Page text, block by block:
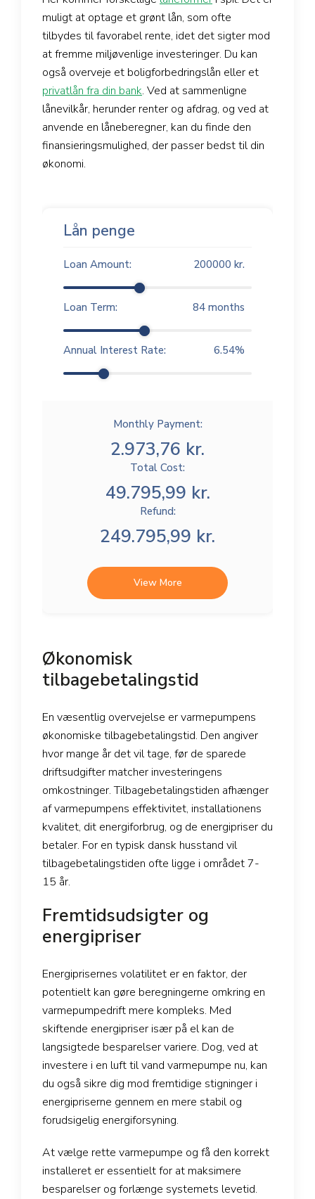
muligt at optage et grønt lån, som ofte
tilbydes til favorabel rente, idet det sigter mod
at fremme miljøvenlige investeringer. Du kan
også overveje et boligforbedringslån eller et
privatlån fra din bank. Ved at sammenligne
lånevilkår, herunder renter og afdrag, og ved at
anvende en låneberegner, kan du finde den
finansieringsmulighed, der passer bedst til din
økonomi.
Lån penge
Loan Amount: 200000 kr.
Loan Term: 84 months
Annual Interest Rate: 6.54%
Monthly Payment:
2.973,76 kr.
Total Cost:
49.795,99 kr.
Refund:
249.795,99 kr.
View More
Økonomisk
tilbagebetalingstid
En væsentlig overvejelse er varmepumpens
økonomiske tilbagebetalingstid. Den angiver
hvor mange år det vil tage, før de sparede
driftsudgifter matcher investeringens
omkostninger. Tilbagebetalingstiden afhænger
af varmepumpens effektivitet, installationens
kvalitet, dit energiforbrug, og de energipriser du
betaler. For en typisk dansk husstand vil
tilbagebetalingstiden ofte ligge i området 7-
15 år.
Fremtidsudsigter og
energipriser
Energiprisernes volatilitet er en faktor, der
potentielt kan gøre beregningerne omkring en
varmepumpedrift mere kompleks. Med
skiftende energipriser især på el kan de
langsigtede besparelser variere. Dog, ved at
investere i en luft til vand varmepumpe nu, kan
du også sikre dig mod fremtidige stigninger i
energipriserne gennem en mere stabil og
forudsigelig energiforsyning.
At vælge rette varmepumpe og få den korrekt
installeret er essentielt for at maksimere
besparelser og forlænge systemets levetid.